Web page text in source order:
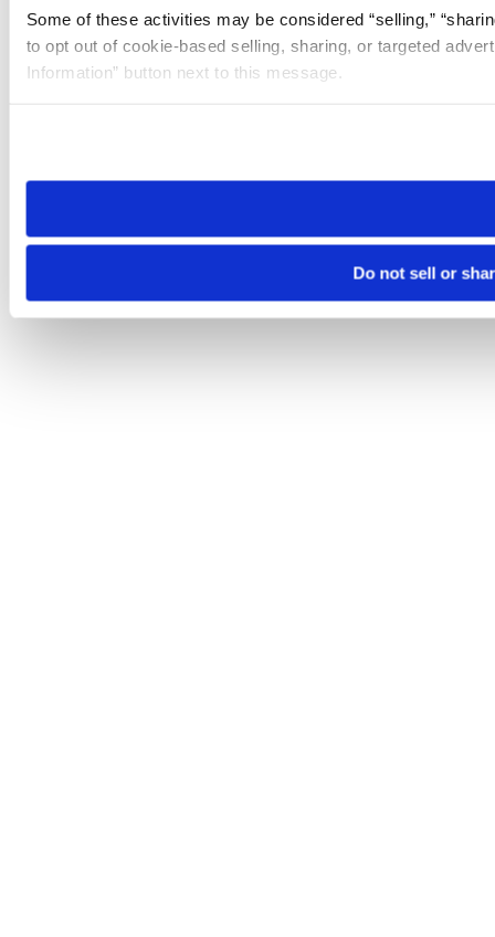
Some of these activities may be considered “selling,”
to opt out of cookie-based selling, sharing, or targeted
Information” button next to this message.
need to be set again.
Do not sell or